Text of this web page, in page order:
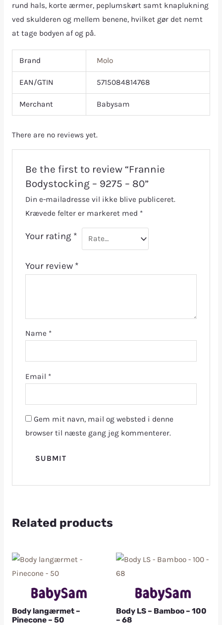
rund hals, korte ærmer, peplumskørt samt knaplukning
ved skulderen og mellem benene, hvilket gør det nemt
at tage bodyen af og på.
Brand Molo
EAN/GTIN 5715084814768
Merchant Babysam
There are no reviews yet.
Be the first to review “Frannie
Bodystocking – 9275 – 80”
Din e-mailadresse vil ikke blive publiceret.
Krævede felter er markeret med *
Your rating *
Your review *
Name *
Email *
Gem mit navn, mail og websted i denne
browser til næste gang jeg kommenterer.
Related products
Body langærmet –
Pinecone – 50
Body LS – Bamboo – 100
– 68